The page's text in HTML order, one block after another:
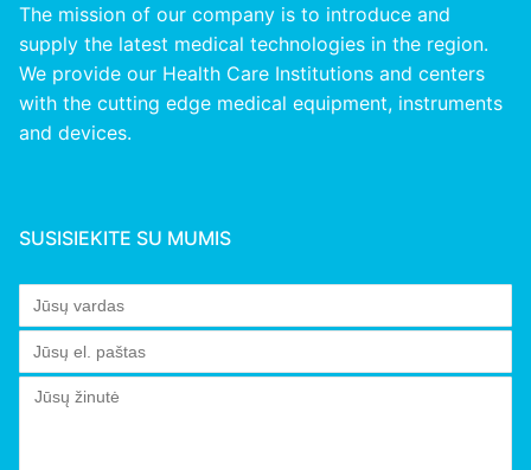
The mission of our company is to introduce and
supply the latest medical technologies in the region.
We provide our Health Care Institutions and centers
with the cutting edge medical equipment, instruments
and devices.
SUSISIEKITE SU MUMIS